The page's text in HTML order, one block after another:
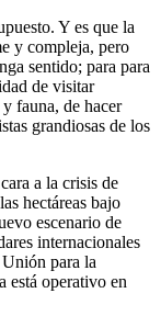
Y es que la
y compleja, pero
sentido; para para
de visitar
fauna, de hacer
grandiosas de los
a la crisis de
hectáreas bajo
escenario de
internacionales
para la
está operativo en